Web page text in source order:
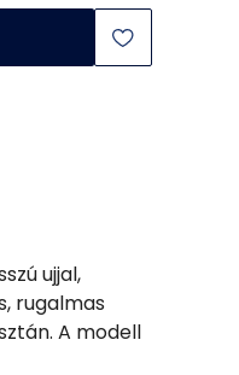
ujjal,
rugalmas
A modell